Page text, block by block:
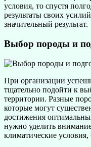
условия, то спустя
результаты своих
значительный результат.
Выбор породы и
При организации
тщательно подойти к
территории. Разные
которые могут
достижения
нужно уделить
климатические условия,